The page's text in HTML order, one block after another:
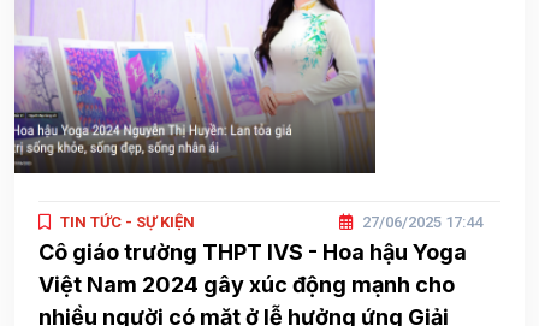
TIN TỨC - SỰ KIỆN 27/06/2025 17:44
Cô giáo trường THPT IVS - Hoa hậu Yoga
Việt Nam 2024 gây xúc động mạnh cho
nhiều người có mặt ở lễ hưởng ứng Giải